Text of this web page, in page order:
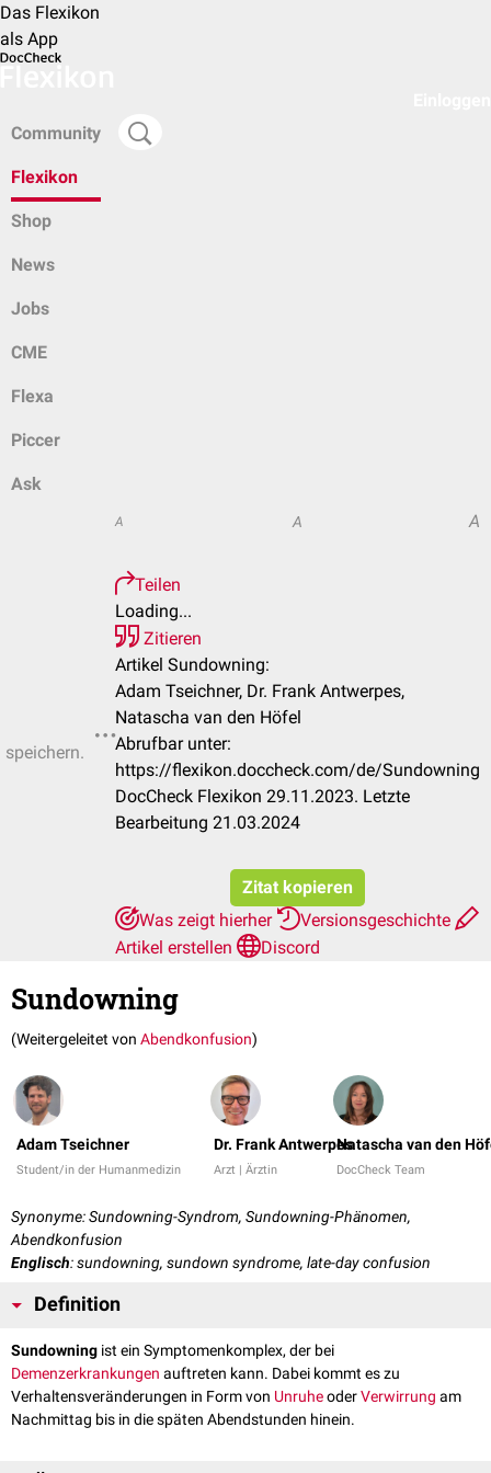
Das Flexikon
als App
Community
Flexikon
Shop
News
Jobs
CME
Flexa
Piccer
Ask
A A A
Teilen
Loading...
Zitieren
Artikel Sundowning:
Adam Tseichner, Dr. Frank Antwerpes,
Natascha van den Höfel
Abrufbar unter:
https://flexikon.doccheck.com/de/Sundowning
DocCheck Flexikon 29.11.2023. Letzte
Bearbeitung 21.03.2024
Zitat kopieren
Was zeigt hierher
Versionsgeschichte
Artikel erstellen
Discord
Sundowning
(Weitergeleitet von Abendkonfusion)
Adam Tseichner
Student/in der Humanmedizin
Dr. Frank Antwerpes
Arzt | Ärztin
Natascha van den
DocCheck Team
Synonyme: Sundowning-Syndrom, Sundowning-Phänomen,
Abendkonfusion
Englisch: sundowning, sundown syndrome, late-day confusion
Definition
Sundowning ist ein Symptomenkomplex, der bei
Demenzerkrankungen auftreten kann. Dabei kommt es zu
Verhaltensveränderungen in Form von UnruheoderVerwirrung am
Nachmittag bis in die späten Abendstunden hinein.